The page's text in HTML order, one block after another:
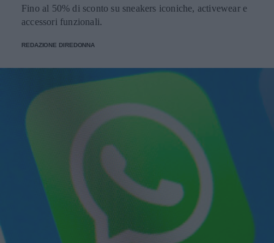
Fino al 50% di sconto su sneakers iconiche, activewear e
accessori funzionali.
REDAZIONE DIREDONNA